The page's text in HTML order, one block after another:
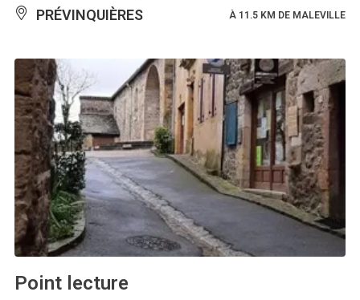
PRÉVINQUIÈRES À 11.5 KM DE MALEVILLE
Point lecture